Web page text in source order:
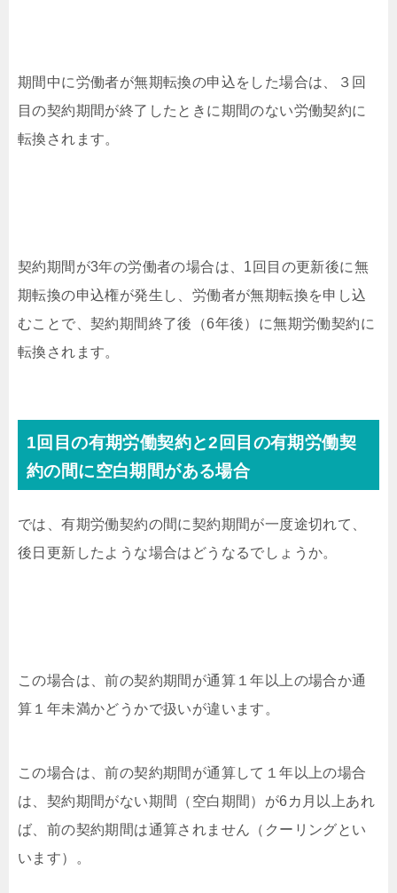
期間中に労働者が無期転換の申込をした場合は、３回
目の契約期間が終了したときに期間のない労働契約に
転換されます。
契約期間が3年の労働者の場合は、1回目の更新後に無
期転換の申込権が発生し、労働者が無期転換を申し込
むことで、契約期間終了後（6年後）に無期労働契約に
転換されます。
1回目の有期労働契約と2回目の有期労働契
約の間に空白期間がある場合
では、有期労働契約の間に契約期間が一度途切れて、
後日更新したような場合はどうなるでしょうか。
この場合は、前の契約期間が通算１年以上の場合か通
算１年未満かどうかで扱いが違います。
この場合は、前の契約期間が通算して１年以上の場合
は、契約期間がない期間（空白期間）が6カ月以上あれ
ば、前の契約期間は通算されません（クーリングとい
います）。